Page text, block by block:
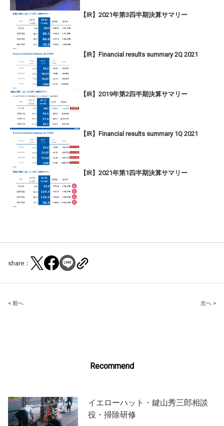
【IR】2021年第3四半期決算サマリー
【IR】Financial results summary 2Q 2021
【IR】2019年第2四半期決算サマリー
【IR】Financial results summary 1Q 2021
【IR】2021年第1四半期決算サマリー
share：
Post
< 前へ 次へ >
Recommend
イエローハット・鍵山秀三郎相談
役・掃除研修